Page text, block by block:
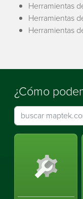
Herramientas
Herramientas
Herramientas
¿Cómo